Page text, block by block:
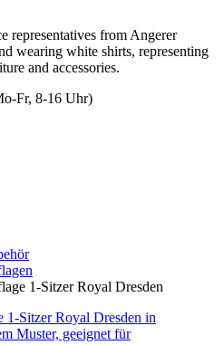
Fr, 8-16 Uhr)
1-Sitzer Royal Dresden